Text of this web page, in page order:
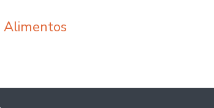
Alimentos